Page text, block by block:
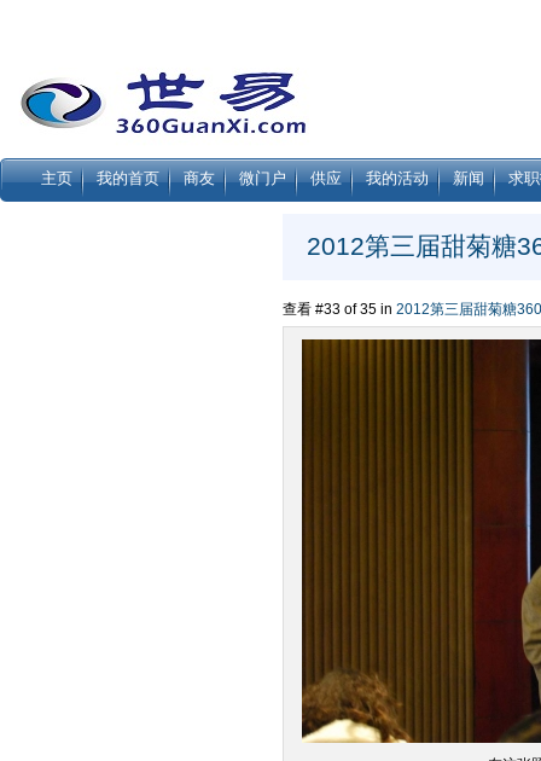
主页 我的首页 商友 微门户 供应 我的活动 新闻 求
2012第三届甜菊糖
查看 #33 of 35 in 2012第三届甜菊糖